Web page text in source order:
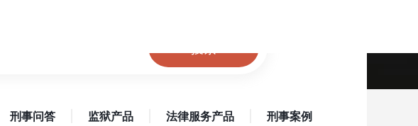
刑事问答 监狱产品 法律服务产品 刑事案例